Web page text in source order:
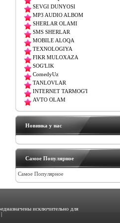
SEVGI DUNYOSI
MP3 AUDIO ALBOM
SHERLAR OLAMI
SMS SHERLAR
MOBILE ALOQA
TEXNOLOGIYA
FIKR MULOXAZA
SOG'LIK
ComedyUz
TANLOVLAR
INTERNET TARMOG'I
AVTO OLAM
Новинка у нас
Самое Популярное
Самое Популярное
исключительно для